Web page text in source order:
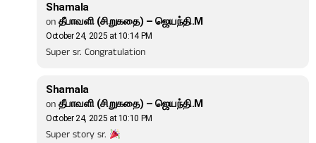
Shamala
on தீபாவளி (சிறுகதை) – ஜெயந்தி.M
October 24, 2025 at 10:14 PM
Super sr. Congratulation
Shamala
on தீபாவளி (சிறுகதை) – ஜெயந்தி.M
October 24, 2025 at 10:10 PM
Super story sr.